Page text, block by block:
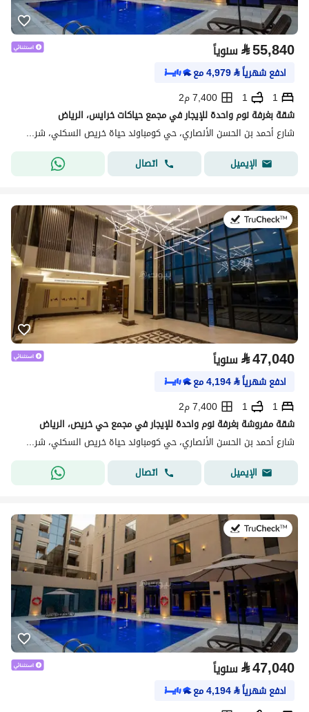
⃁55,840 سنوياً
ادفع شهرياً⃁
4,979مع
1
1
7,400 م2
شقة بغرفة نوم واحدة للإيجار في مجمع حياكات خرايس، الرياض
شارع أحمد بن الحسن الأنصاري، حي كومباوند حياة خريص السكني، شرق الرياض، الرياض
الإيميل
اتصال
في:20 يوليو 2026
⃁47,040 سنوياً
ادفع شهرياً⃁
4,194مع
1
1
7,400 م2
شقة مفروشة بغرفة نوم واحدة للإيجار في مجمع حي خريص، الرياض
شارع أحمد بن الحسن الأنصاري، حي كومباوند حياة خريص السكني، شرق الرياض، الرياض
الإيميل
اتصال
في:21 يوليو 2026
⃁47,040 سنوياً
ادفع شهرياً⃁
4,194مع